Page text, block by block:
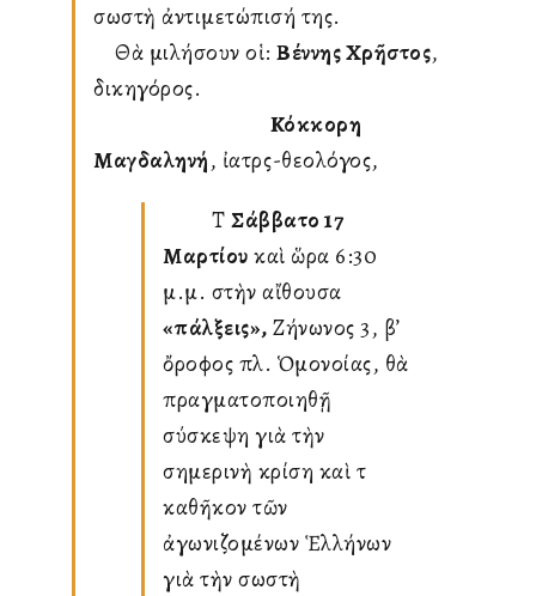
σωστὴ ἀντιμετώπισή της.
Θὰ μιλήσουν οἱ: Βέννης Χρῆστος,
δικηγόρος.
Κόκκορη
Μαγδαληνή, ἰατρὸς-θεολόγος,
ΤὸΣάββατο 17
Μαρτίουκαὶ ὥρα 6:30
μ.μ. στὴν αἴθουσα
«Ἐπάλξεις»,Ζήνωνος 3, β’
ὄροφος πλ. Ὁμονοίας, θὰ
πραγματοποιηθῇ
σύσκεψη γιὰ τὴν
σημερινὴ κρίση καὶ τὸ
καθῆκον τῶν
ἀγωνιζομένων Ἑλλήνων
γιὰ τὴν σωστὴ